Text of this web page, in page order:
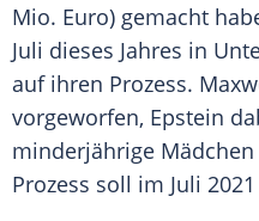
Mio. Euro) gemacht
Juli dieses Jahres in
auf ihren Prozess.
vorgeworfen, Epstein
minderjährige
Prozess soll im Juli